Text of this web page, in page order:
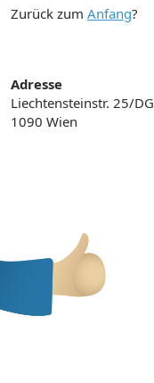
Zurück zum Anfang?
Adresse
Liechtensteinstr. 25/DG
1090 Wien